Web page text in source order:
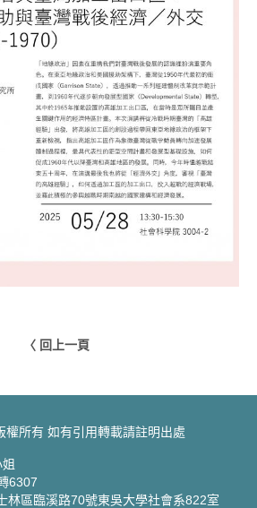
〈 回上一頁
所有 如有引用轉載請註明出處
6307
林區臨溪路70號東吳大學社會系822室